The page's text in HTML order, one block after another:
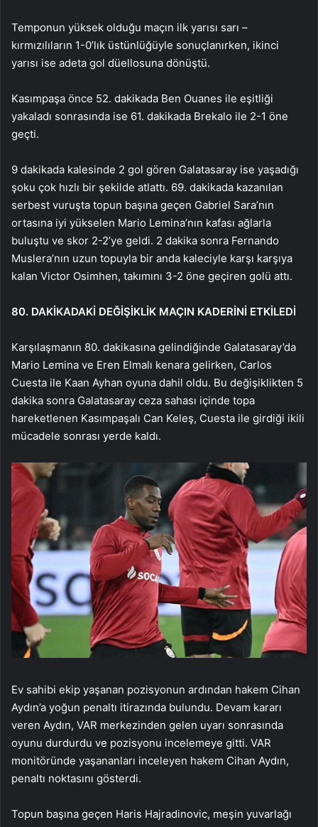
Temponun yüksek olduğu maçın ilk yarısı sarı –
kırmızılıların 1-0’lık üstünlüğüyle sonuçlanırken, ikinci
yarısı ise adeta gol düellosuna dönüştü.
Kasımpaşa önce 52. dakikada Ben Ouanes ile eşitliği
yakaladı sonrasında ise 61. dakikada Brekalo ile 2-1 öne
geçti.
9 dakikada kalesinde 2 gol gören Galatasaray ise yaşadığı
şoku çok hızlı bir şekilde atlattı. 69. dakikada kazanılan
serbest vuruşta topun başına geçen Gabriel Sara’nın
ortasına iyi yükselen Mario Lemina’nın kafası ağlarla
buluştu ve skor 2-2’ye geldi. 2 dakika sonra Fernando
Muslera’nın uzun topuyla bir anda kaleciyle karşı karşıya
kalan Victor Osimhen, takımını 3-2 öne geçiren golü attı.
80. DAKİKADAKİ DEĞİŞİKLİK MAÇIN KADERİNİ ETKİLEDİ
Karşılaşmanın 80. dakikasına gelindiğinde Galatasaray’da
Mario Lemina ve Eren Elmalı kenara gelirken, Carlos
Cuesta ile Kaan Ayhan oyuna dahil oldu. Bu değişiklikten 5
dakika sonra Galatasaray ceza sahası içinde topa
hareketlenen Kasımpaşalı Can Keleş, Cuesta ile girdiği ikili
mücadele sonrası yerde kaldı.
Ev sahibi ekip yaşanan pozisyonun ardından hakem Cihan
Aydın’a yoğun penaltı itirazında bulundu. Devam kararı
veren Aydın, VAR merkezinden gelen uyarı sonrasında
oyunu durdurdu ve pozisyonu incelemeye gitti. VAR
monitöründe yaşananları inceleyen hakem Cihan Aydın,
penaltı noktasını gösterdi.
Topun başına geçen Haris Hajradinovic, meşin yuvarlağı